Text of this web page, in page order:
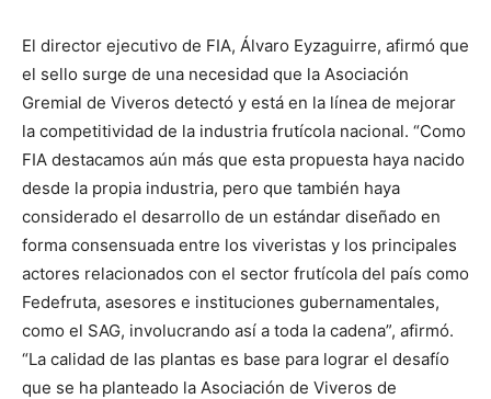
El director ejecutivo de FIA, Álvaro Eyzaguirre, afirmó que
el sello surge de una necesidad que la Asociación
Gremial de Viveros detectó y está en la línea de mejorar
la competitividad de la industria frutícola nacional. “Como
FIA destacamos aún más que esta propuesta haya nacido
desde la propia industria, pero que también haya
considerado el desarrollo de un estándar diseñado en
forma consensuada entre los viveristas y los principales
actores relacionados con el sector frutícola del país como
Fedefruta, asesores e instituciones gubernamentales,
como el SAG, involucrando así a toda la cadena”, afirmó.
“La calidad de las plantas es base para lograr el desafío
que se ha planteado la Asociación de Viveros de